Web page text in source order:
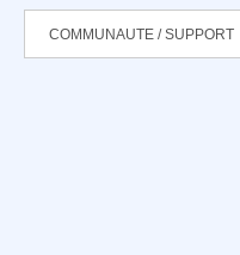
COMMUNAUTE / SUPPORT